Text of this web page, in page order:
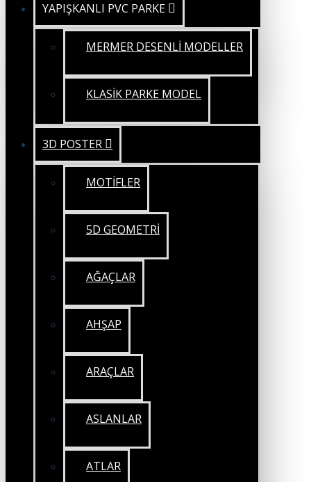
YAPIŞKANLI PVC PARKE
MERMER DESENLİ MODELLER
KLASİK PARKE MODEL
3D POSTER
MOTİFLER
5D GEOMETRİ
AĞAÇLAR
AHŞAP
ARAÇLAR
ASLANLAR
ATLAR